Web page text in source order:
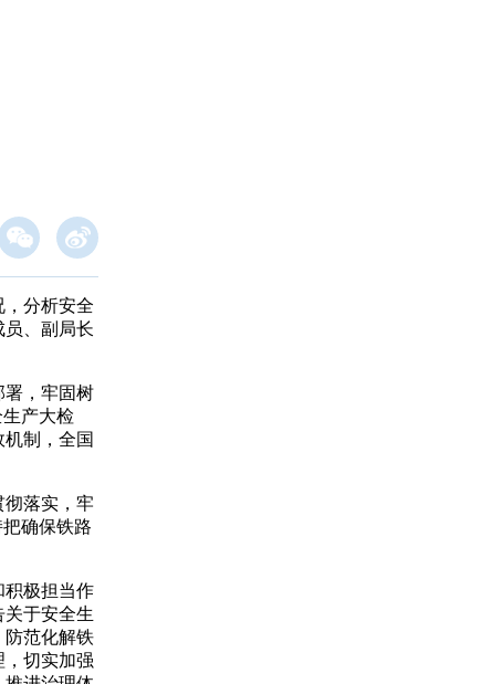
，分析安全
、副局长
署，牢固树
产大检
制，全国
落实，牢
确保铁路
积极担当作
于安全生
防范化解铁
切实加强